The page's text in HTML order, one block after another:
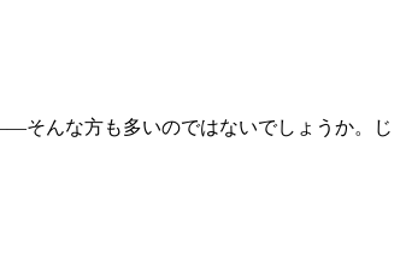
そんな方も多いのではないでしょうか。じ